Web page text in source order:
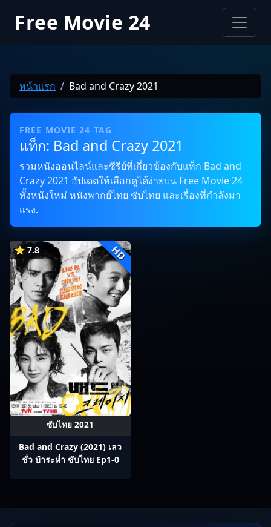
Free Movie 24
หน้าแรก Bad and Crazy 2021
FREE MOVIE 24 TAG
แท็ก: Bad and Crazy 2021
รวมหนังออนไลน์และซีรีย์ที่เกี่ยวข้องกับแท็ก Bad and
Crazy 2021 อัปเดตให้เลือกดูได้ง่ายบน Free Movie 24
ทั้งหนังใหม่ หนังพากย์ไทย ซับไทย และเรื่องที่กำลังมา
แรง.
⭐ 7.8 HD
ซับไทย 2021
Bad and Crazy (2021) เลว
ชั่ว บ้าระห่ำ ซับไทย Ep1-0